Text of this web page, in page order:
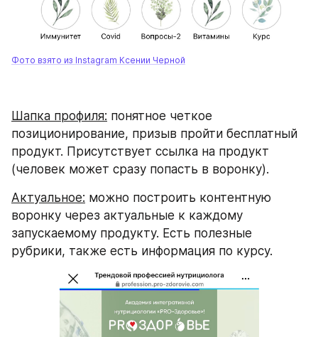
Фото взято из Instagram Ксении Черной
Шапка профиля: понятное четкое
позиционирование, призыв пройти бесплатный
продукт. Присутствует ссылка на продукт
(человек может сразу попасть в воронку).
Актуальное: можно построить контентную
воронку через актуальные к каждому
запускаемому продукту. Есть полезные
рубрики, также есть информация по курсу.